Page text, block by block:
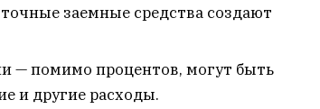
заемные средства создают
— помимо процентов, могут быть
и другие расходы.